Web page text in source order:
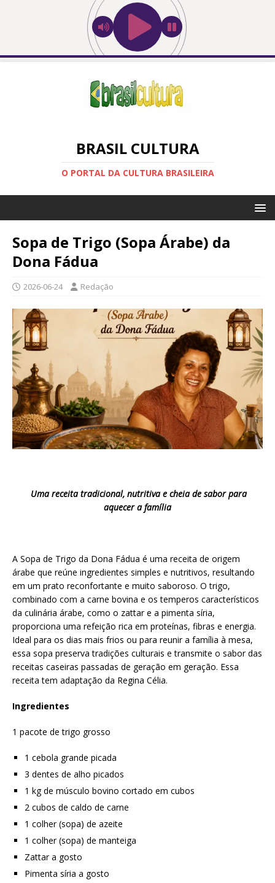
BRASIL CULTURA
O PORTAL DA CULTURA BRASILEIRA
Sopa de Trigo (Sopa Árabe) da
Dona Fádua
2026-06-24 Redação
Uma receita tradicional, nutritiva e cheia de sabor para
aquecer a família
A Sopa de Trigo da Dona Fádua é uma receita de origem
árabe que reúne ingredientes simples e nutritivos, resultando
em um prato reconfortante e muito saboroso. O trigo,
combinado com a carne bovina e os temperos característicos
da culinária árabe, como o zattar e a pimenta síria,
proporciona uma refeição rica em proteínas, fibras e energia.
Ideal para os dias mais frios ou para reunir a família à mesa,
essa sopa preserva tradições culturais e transmite o sabor das
receitas caseiras passadas de geração em geração. Essa
receita tem adaptação da Regina Célia.
Ingredientes
1 pacote de trigo grosso
1 cebola grande picada
3 dentes de alho picados
1 kg de músculo bovino cortado em cubos
2 cubos de caldo de carne
1 colher (sopa) de azeite
1 colher (sopa) de manteiga
Zattar a gosto
Pimenta síria a gosto